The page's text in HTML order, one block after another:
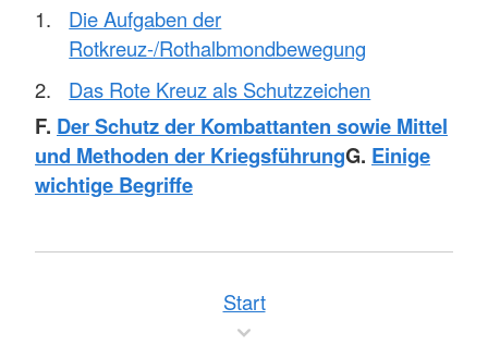
Die Aufgaben der
Rotkreuz-/Rothalbmondbewegung
Das Rote Kreuz als Schutzzeichen
F. Der Schutz der Kombattanten sowie Mittel
und Methoden der KriegsführungG. Einige
wichtige Begriffe
Start